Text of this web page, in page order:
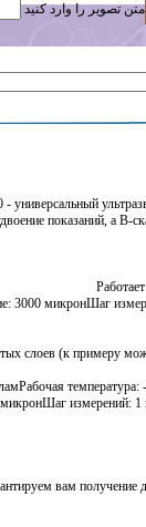
متن تصویر را وارد کنید
показаний, а
3000 микронШаг
слоев (к примеру
измерений:
вам получение